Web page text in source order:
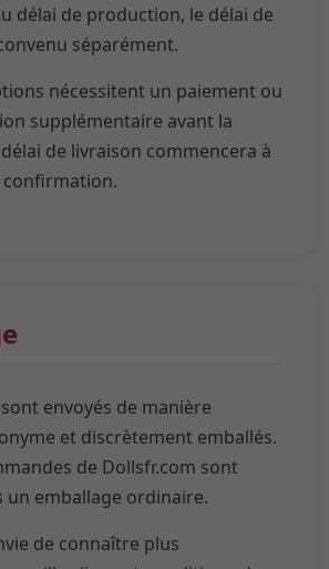
délai de production, le délai de
séparément.
nécessitent un paiement ou
supplémentaire avant la
de livraison commencera à
envoyés de manière
et discrètement emballés.
de Dollsfr.com sont
un emballage ordinaire.
de connaître plus